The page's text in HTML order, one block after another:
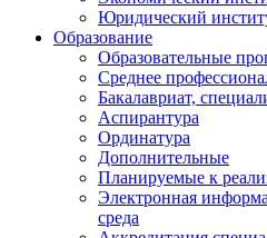
Юридический
Образование
Образовательные
Среднее
Бакалавриат,
Аспирантура
Ординатура
Дополнительные
Планируемые к
Электронная
среда